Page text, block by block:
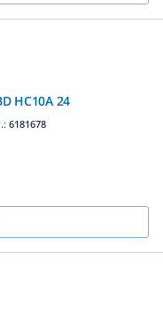
HC10A 24
6181678